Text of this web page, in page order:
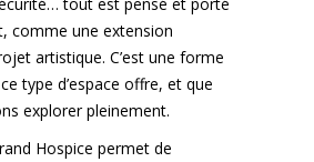
comme une extension
artistique. C’est une forme
type d’espace offre, et que
explorer pleinement.
Hospice permet de